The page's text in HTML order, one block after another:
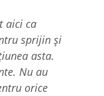
aici ca
sprijin și
asta.
Nu au
orice